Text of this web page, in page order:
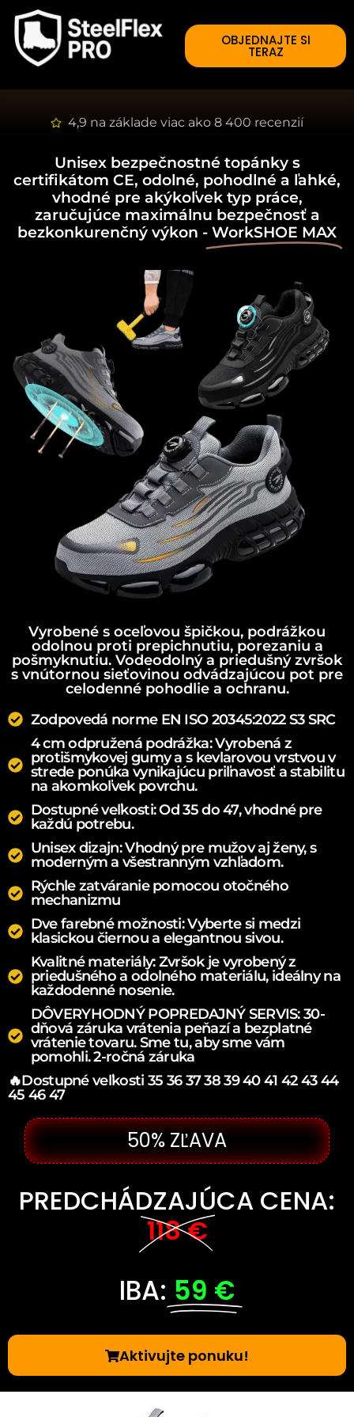
OBJEDNAJTE SI
TERAZ
4,9 na základe viac ako 8 400 recenzií
Unisex bezpečnostné topánky s
certifikátom CE, odolné, pohodlné a ľahké,
vhodné pre akýkoľvek typ práce,
zaručujúce maximálnu bezpečnosť a
bezkonkurenčný výkon - WorkSHOE MAX
Vyrobené s oceľovou špičkou, podrážkou
odolnou proti prepichnutiu, porezaniu a
pošmyknutiu. Vodeodolný a priedušný zvršok
s vnútornou sieťovinou odvádzajúcou pot pre
celodenné pohodlie a ochranu.
Zodpovedá norme EN ISO 20345:2022 S3 SRC
4 cm odpružená podrážka: Vyrobená z
protišmykovej gumy a s kevlarovou vrstvou v
strede ponúka vynikajúcu priľnavosť a stabilitu
na akomkoľvek povrchu.
Dostupné veľkosti: Od 35 do 47, vhodné pre
každú potrebu.
Unisex dizajn: Vhodný pre mužov aj ženy, s
moderným a všestranným vzhľadom.
Rýchle zatváranie pomocou otočného
mechanizmu
Dve farebné možnosti: Vyberte si medzi
klasickou čiernou a elegantnou sivou.
Kvalitné materiály: Zvršok je vyrobený z
priedušného a odolného materiálu, ideálny na
každodenné nosenie.
DÔVERYHODNÝ POPREDAJNÝ SERVIS: 30-
dňová záruka vrátenia peňazí a bezplatné
vrátenie tovaru. Sme tu, aby sme vám
pomohli. 2-ročná záruka
🔥Dostupné veľkosti 35 36 37 38 39 40 41 42 43 44
45 46 47
50% ZĽAVA
PREDCHÁDZAJÚCA CENA:
118 €
IBA: 59 €
Aktivujte ponuku!